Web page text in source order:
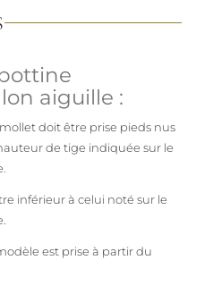
aiguille :
doit être prise pieds nus
de tige indiquée sur le
inférieur à celui noté sur le
est prise à partir du